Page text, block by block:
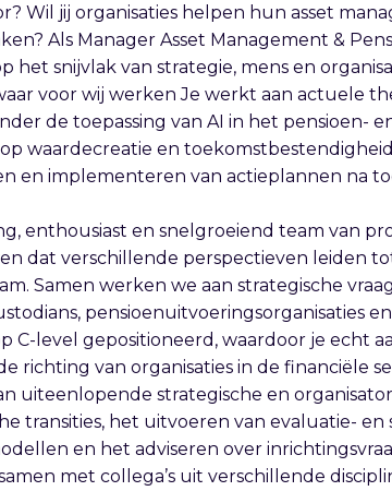
Wil jij organisaties helpen hun asset
Als Manager Asset Management &
het snijvlak van strategie, mens en
voor wij werken Je werkt aan actuele
de toepassing van AI in het pensioen-
waardecreatie en
en implementeren van actieplannen na
enthousiast en snelgroeiend team van
dat verschillende perspectieven leiden
Samen werken we aan strategische
pensioenuitvoeringsorganisaties
C-level gepositioneerd, waardoor je echt
richting van organisaties in de financiële
uiteenlopende strategische en
transities, het uitvoeren van evaluatie-
en het adviseren over
met collega’s uit verschillende